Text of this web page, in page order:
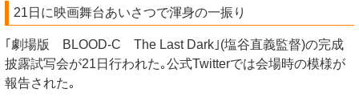
21日に映画舞台あいさつで渾身の一振り
｢劇場版 BLOOD-C The Last Dark｣(塩谷直義監督)の完成
披露試写会が21日行われた｡公式Twitterでは会場時の模様が
報告された｡